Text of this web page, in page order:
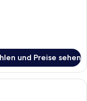
und Preise sehen
mit Bett,